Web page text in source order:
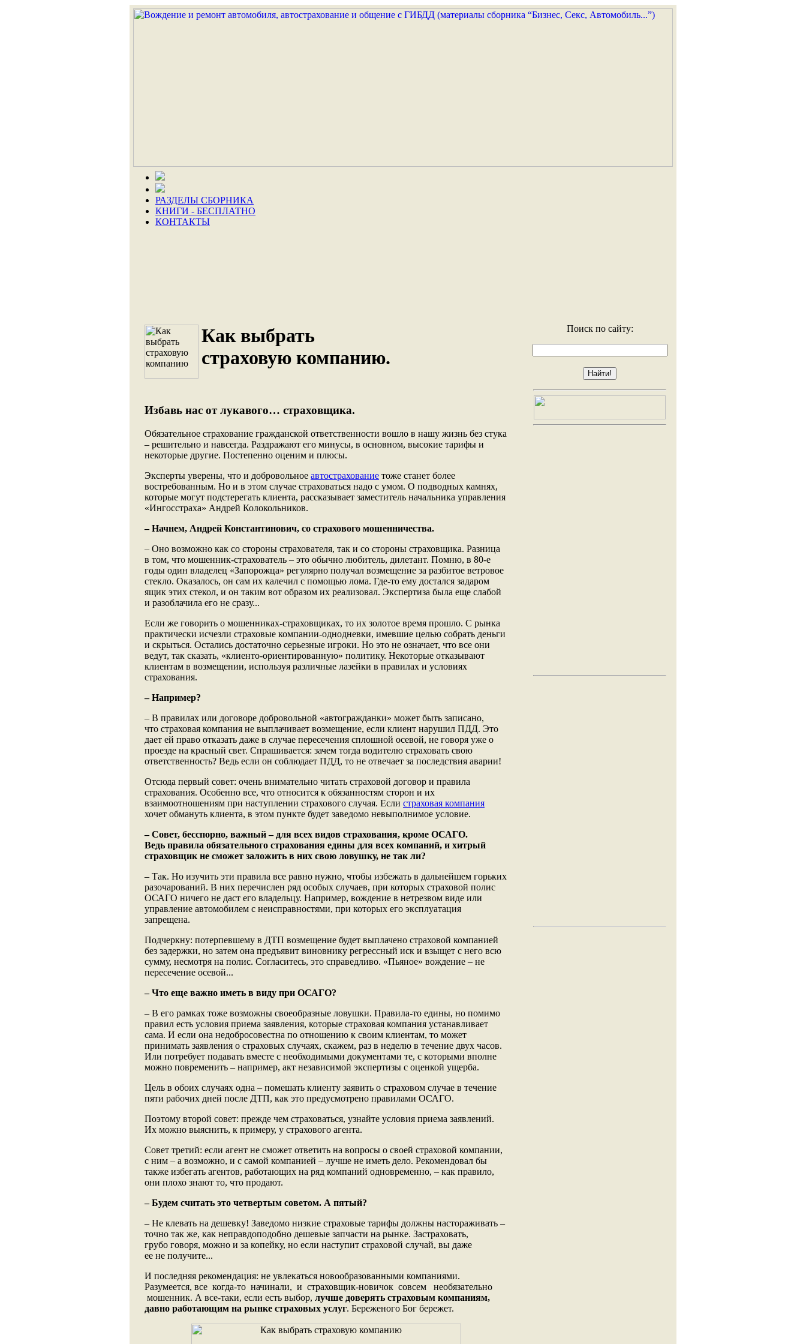
РАЗДЕЛЫ СБОРНИКА
КНИГИ - БЕСПЛАТНО
КОНТАКТЫ
Как выбрать
страховую компанию.
Избавь нас от лукавого… страховщика.
Обязательное страхование гражданской ответственности вошло в нашу жизнь без стука
– решительно и навсегда. Раздражают его минусы, в основном, высокие тарифы и
некоторые другие. Постепенно оценим и плюсы.
Эксперты уверены, что и добровольное автострахование тоже станет более
востребованным. Но и в этом случае страховаться надо с умом. О подводных камнях,
которые могут подстерегать клиента, рассказывает заместитель начальника управления
«Ингосстраха» Андрей Колокольников.
– Начнем, Андрей Константинович, со страхового мошенничества.
– Оно возможно как со стороны страхователя, так и со стороны страховщика. Разница
в том, что мошенник-страхователь – это обычно любитель, дилетант. Помню, в 80-е
годы один владелец «Запорожца» регулярно получал возмещение за разбитое ветровое
стекло. Оказалось, он сам их калечил с помощью лома. Где-то ему достался задаром
ящик этих стекол, и он таким вот образом их реализовал. Экспертиза была еще слабой
и разоблачила его не сразу...
Если же говорить о мошенниках-страховщиках, то их золотое время прошло. С рынка
практически исчезли страховые компании-однодневки, имевшие целью собрать деньги
и скрыться. Остались достаточно серьезные игроки. Но это не означает, что все они
ведут, так сказать, «клиенто-ориентированную» политику. Некоторые отказывают
клиентам в возмещении, используя различные лазейки в правилах и условиях
страхования.
– Например?
– В правилах или договоре добровольной «автогражданки» может быть записано,
что страховая компания не выплачивает возмещение, если клиент нарушил ПДД. Это
дает ей право отказать даже в случае пересечения сплошной осевой, не говоря уже о
проезде на красный свет. Спрашивается: зачем тогда водителю страховать свою
ответственность? Ведь если он соблюдает ПДД, то не отвечает за последствия аварии!
Отсюда первый совет: очень внимательно читать страховой договор и правила
страхования. Особенно все, что относится к обязанностям сторон и их
взаимоотношениям при наступлении страхового случая. Если страховая компания
хочет обмануть клиента, в этом пункте будет заведомо невыполнимое условие.
– Совет, бесспорно, важный – для всех видов страхования, кроме ОСАГО.
Ведь правила обязательного страхования едины для всех компаний, и хитрый
страховщик не сможет заложить в них свою ловушку, не так ли?
– Так. Но изучить эти правила все равно нужно, чтобы избежать в дальнейшем горьких
разочарований. В них перечислен ряд особых случаев, при которых страховой полис
ОСАГО ничего не даст его владельцу. Например, вождение в нетрезвом виде или
управление автомобилем с неисправностями, при которых его эксплуатация
запрещена.
Подчеркну: потерпевшему в ДТП возмещение будет выплачено страховой компанией
без задержки, но затем она предъявит виновнику регрессный иск и взыщет с него всю
сумму, несмотря на полис. Согласитесь, это справедливо. «Пьяное» вождение – не
пересечение осевой...
– Что еще важно иметь в виду при ОСАГО?
– В его рамках тоже возможны своеобразные ловушки. Правила-то едины, но помимо
правил есть условия приема заявления, которые страховая компания устанавливает
сама. И если она недобросовестна по отношению к своим клиентам, то может
принимать заявления о страховых случаях, скажем, раз в неделю в течение двух часов.
Или потребует подавать вместе с необходимыми документами те, с которыми вполне
можно повременить – например, акт независимой экспертизы с оценкой ущерба.
Цель в обоих случаях одна – помешать клиенту заявить о страховом случае в течение
пяти рабочих дней после ДТП, как это предусмотрено правилами ОСАГО.
Поэтому второй совет: прежде чем страховаться, узнайте условия приема заявлений.
Их можно выяснить, к примеру, у страхового агента.
Совет третий: если агент не сможет ответить на вопросы о своей страховой компании,
с ним – а возможно, и с самой компанией – лучше не иметь дело. Рекомендовал бы
также избегать агентов, работающих на ряд компаний одновременно, – как правило,
они плохо знают то, что продают.
– Будем считать это четвертым советом. А пятый?
– Не клевать на дешевку! Заведомо низкие страховые тарифы должны настораживать –
точно так же, как неправдоподобно дешевые запчасти на рынке. Застраховать,
грубо говоря, можно и за копейку, но если наступит страховой случай, вы даже
ее не получите...
И последняя рекомендация: не увлекаться новообразованными компаниями.
Разумеется, все когда-то начинали, и страховщик-новичок совсем необязательно
мошенник. А все-таки, если есть выбор, лучше доверять страховым компаниям,
давно работающим на рынке страховых услуг. Береженого Бог бережет.
Поиск по сайту: